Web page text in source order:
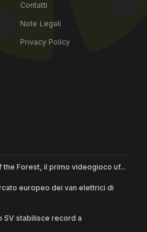
Contatti
Note Legali
Privacy Policy
the Forest, il primo videogioco uf...
europeo dei van elettrici di
SV stabilisce record a